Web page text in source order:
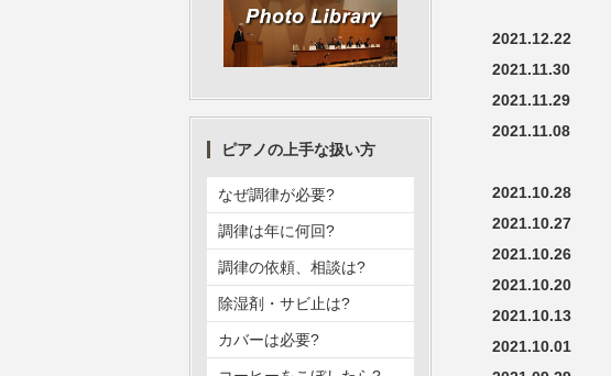
2021.12.22
2021.11.30
2021.11.29
2021.11.08
2021.10.28
2021.10.27
2021.10.26
2021.10.20
2021.10.13
2021.10.01
ピアノの上手な扱い方
なぜ調律が必要?
調律は年に何回?
調律の依頼、相談は?
除湿剤・サビ止は?
カバーは必要?